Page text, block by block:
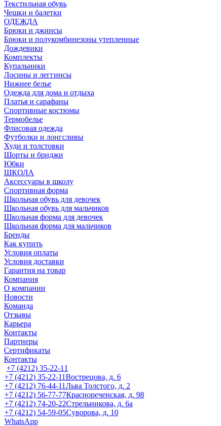
Текстильная обувь
Чешки и балетки
ОДЕЖДА
Брюки и джинсы
Брюки и полукомбинезоны утепленные
Дождевики
Комплекты
Купальники
Лосины и леггинсы
Нижнее белье
Одежда для дома и отдыха
Платья и сарафаны
Спортивные костюмы
Термобелье
Флисовая одежда
Футболки и лонгсливы
Худи и толстовки
Шорты и бриджи
Юбки
ШКОЛА
Аксессуары в школу
Спортивная форма
Школьная обувь для девочек
Школьная обувь для мальчиков
Школьная форма для девочек
Школьная форма для мальчиков
Бренды
Как купить
Условия оплаты
Условия доставки
Гарантия на товар
Компания
О компании
Новости
Команда
Отзывы
Карьера
Контакты
Партнеры
Сертификаты
Контакты
+7 (4212) 35-22-11
+7 (4212) 35-22-11Вострецова, д. 6
+7 (4212) 76-44-11Льва Толстого, д. 2
+7 (4212) 56-77-77Краснореченская, д. 98
+7 (4212) 74-20-22Стрельникова, д. 6а
+7 (4212) 54-59-05Суворова, д. 10
WhatsApp